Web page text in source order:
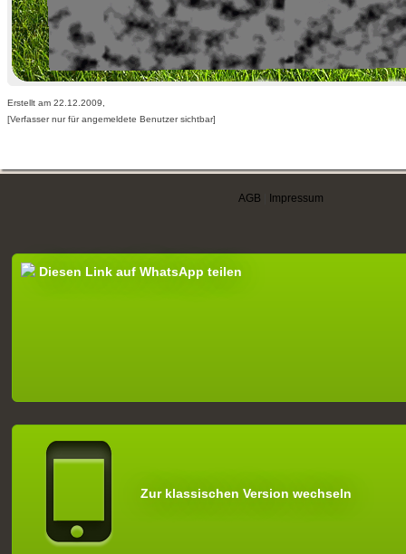
Erstellt am 22.12.2009,
[Verfasser nur für angemeldete Benutzer sichtbar]
AGB Impressum
Diesen Link auf WhatsApp teilen
Zur klassischen Version wechseln